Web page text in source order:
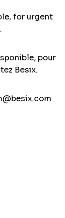
for urgent
pour
Besix.